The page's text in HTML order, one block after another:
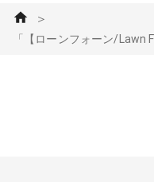
＞
「【ローンフォーン/Lawn